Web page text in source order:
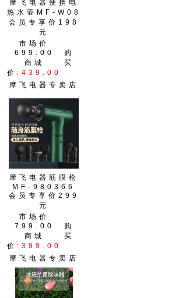
摩飞电器便携电
热水壶MF-W08
会员专享价198
元
市场价
699.00
购
买
商城
价 :439.00
摩飞电器专卖店
摩飞电器筋膜枪
MF-980366
会员专享价299
元
市场价
799.00
购
买
商城
价 :399.00
摩飞电器专卖店